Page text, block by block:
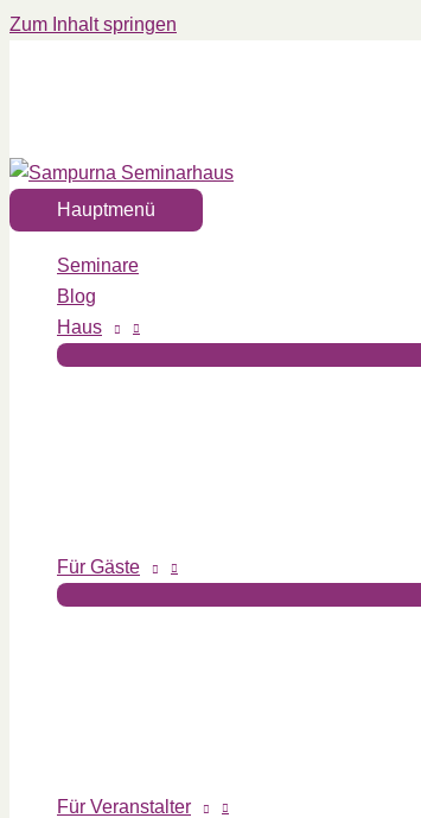
Zum Inhalt springen
Hauptmenü
Seminare
Blog
Haus
Für Gäste
Für Veranstalter